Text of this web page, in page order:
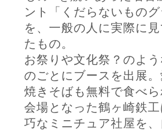
ント「くだらないもの
を、一般の人に実際に
たもの。
お祭りや文化祭？のよ
のごとにブースを出展
焼きそばも無料で食べ
会場となった鶴ヶ崎鉄
巧なミニチュア社屋を